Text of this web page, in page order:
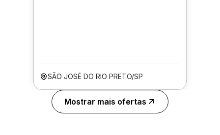
SÃO JOSÉ DO RIO PRETO/SP
Mostrar mais ofertas